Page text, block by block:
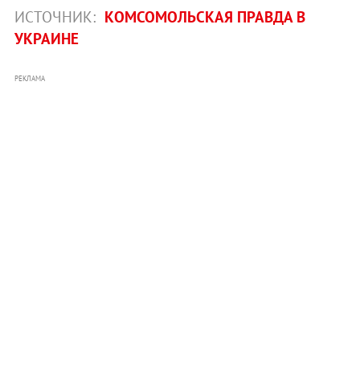
ИСТОЧНИК: КОМСОМОЛЬСКАЯ ПРАВДА В
УКРАИНЕ
РЕКЛАМА